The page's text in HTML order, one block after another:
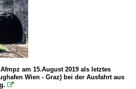
Afmpz am 15.August 2019 als letztes
Wien - Graz) bei der Ausfahrt aus
